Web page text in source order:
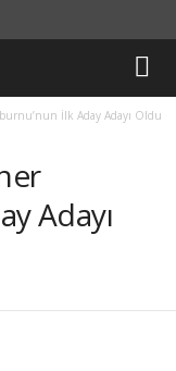
İlk Aday Adayı Oldu
Adayı